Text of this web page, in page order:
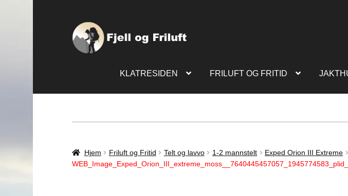
KLATRESIDEN FRILUFT OG FRITID
Hjem Friluft og Fritid Telt og lavvo 1-2 mannstelt
Exped Orion III Extreme